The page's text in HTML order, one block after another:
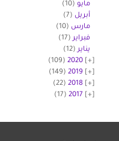
مايو (10)
أبريل (7)
مارس (10)
فبراير(17)
يناير(12)
2020
(109)
2019
(149)
2018
(22)
2017
(17)